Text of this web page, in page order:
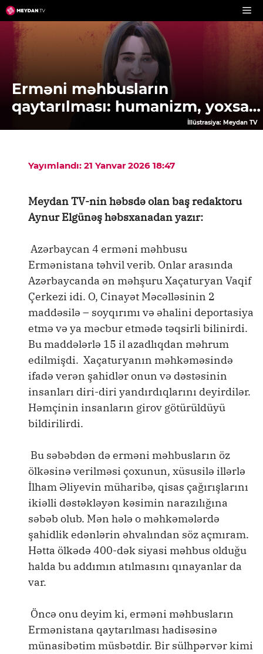
Skip
to
content
Erməni məhbusların
qaytarılması: humanizm, yoxsa…
İllüstrasiya: Meydan TV
Yayımlandı: 21 Yanvar 2026 18:47
Meydan TV-nin həbsdə olan baş redaktoru
Aynur Elgünəş həbsxanadan yazır:
Azərbaycan 4 erməni məhbusu
Ermənistana təhvil verib. Onlar arasında
Azərbaycanda ən məhşuru Xaçaturyan Vaqif
Çerkezi idi. O, Cinayət Məcəlləsinin 2
maddəsilə – soyqırımı və əhalini deportasiya
etmə və ya məcbur etmədə təqsirli bilinirdi.
Bu maddələrlə 15 il azadlıqdan məhrum
edilmişdi. Xaçaturyanın məhkəməsində
ifadə verən şahidlər onun və dəstəsinin
insanları diri-diri yandırdıqlarını deyirdilər.
Həmçinin insanların girov götürüldüyü
bildirilirdi.
Bu səbəbdən də erməni məhbusların öz
ölkəsinə verilməsi çoxunun, xüsusilə illərlə
İlham Əliyevin müharibə, qisas çağırışlarını
ikiəlli dəstəkləyən kəsimin narazılığına
səbəb olub. Mən hələ o məhkəmələrdə
şahidlik edənlərin əhvalından söz açmıram.
Hətta ölkədə 400-dək siyasi məhbus olduğu
halda bu addımın atılmasını qınayanlar da
var.
Öncə onu deyim ki, erməni məhbusların
Ermənistana qaytarılması hadisəsinə
münasibətim müsbətdir. Bir sülhpərvər kimi